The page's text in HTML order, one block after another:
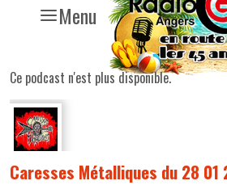
Menu
Ce podcast n'est plus disponible.
Caresses Métalliques du 28 01